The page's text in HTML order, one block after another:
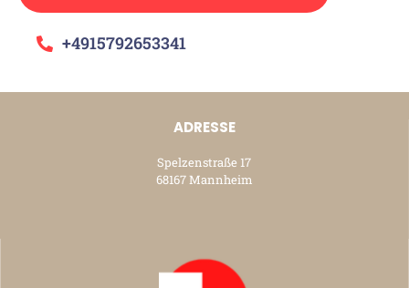
+4915792653341
ADRESSE
Spelzenstraße 17
68167 Mannheim